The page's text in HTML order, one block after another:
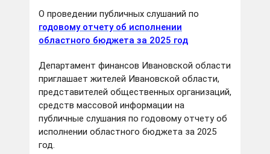
О проведении публичных слушаний по
годовому отчету об исполнении
областного бюджета за 2025 год
Департамент финансов Ивановской области
приглашает жителей Ивановской области,
представителей общественных организаций,
средств массовой информации на
публичные слушания по годовому отчету об
исполнении областного бюджета за 2025
год.